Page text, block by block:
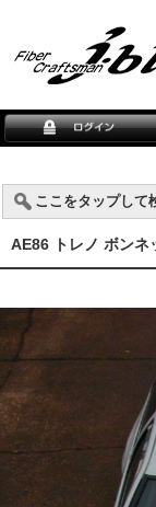
ここをタップして
AE86 トレノ ボンネ